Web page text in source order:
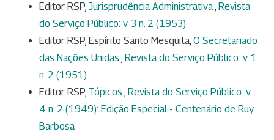
Editor RSP,Jurisprudência Administrativa, Revista
do Serviço Público: v. 3 n. 2 (1953)
Editor RSP, Espírito Santo Mesquita, O Secretariado
das Nações Unidas , Revista do Serviço Público: v. 1
n. 2 (1951)
Editor RSP, Tópicos , Revista do Serviço Público: v.
4 n. 2 (1949): Edição Especial - Centenário de Ruy
Barbosa